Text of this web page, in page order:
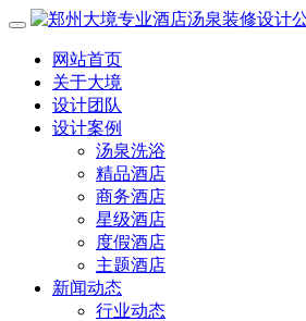
网站首页
关于大境
设计团队
设计案例
汤泉洗浴
精品酒店
商务酒店
星级酒店
度假酒店
主题酒店
新闻动态
行业动态